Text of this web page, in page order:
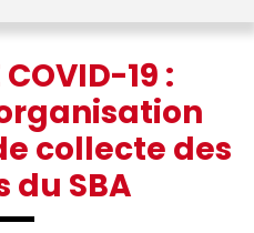
COVID-19 :
collecte des
du SBA